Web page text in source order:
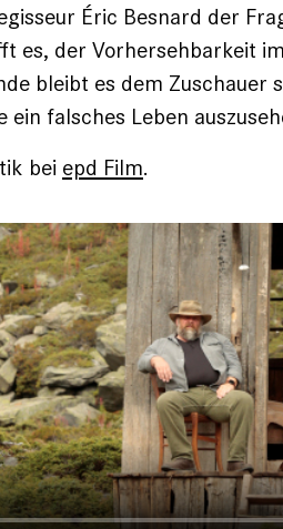
Éric Besnard der
es, der Vorhersehbarkeit
bleibt es dem Zuschauer
ein falsches Leben
bei epd Film.